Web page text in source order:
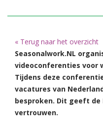
« Terug naar het overzicht
Seasonalwork.NL
videoconferenties voor
Tijdens deze
vacatures van
besproken. Dit geeft de
vertrouwen.